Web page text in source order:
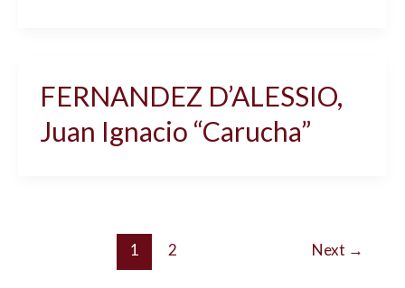
FERNANDEZ D’ALESSIO,
Juan Ignacio “Carucha”
1 2 Next →